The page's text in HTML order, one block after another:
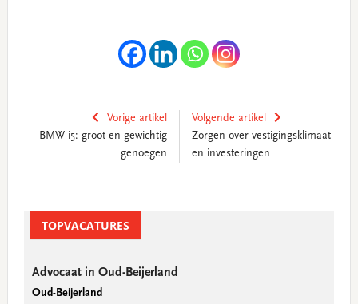
Vorige artikel
BMW i5: groot en gewichtig
genoegen
Volgende artikel
Zorgen over vestigingsklimaat
en investeringen
SidebarTOPVACATURES
Advocaat in Oud-Beijerland
Oud-Beijerland